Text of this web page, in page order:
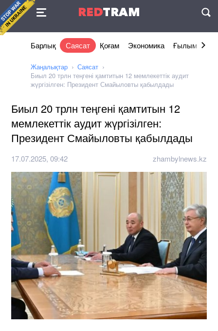
REDTRAM
Келісімі
Барлық Саясат Қоғам Экономика Ғылым және
Жаңалықтар
Саясат
Биыл 20 трлн теңгені қамтитын 12 мемлекеттік аудит
жүргізілген: Президент Смайыловты қабылдады
Биыл 20 трлн теңгені қамтитын 12
мемлекеттік аудит жүргізілген:
Президент Смайыловты қабылдады
17.07.2025, 09:42 zhambylnews.kz